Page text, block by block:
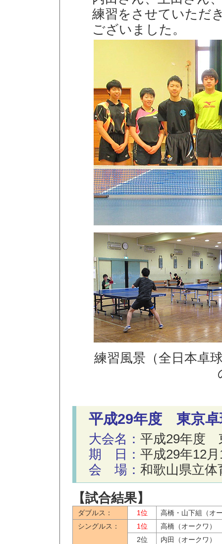
練習をさせていただ
ございました。
練習風景（全日本卓
平成29年度 東京卓
大会名： 平成29年度
期 日： 平成29年12
会 場： 和歌山県立体
【試合結果】
ダブルス： 1位
高橋・山下組（オ
シングルス：
1位
高橋（オークワ）
2位
内田（オークワ）